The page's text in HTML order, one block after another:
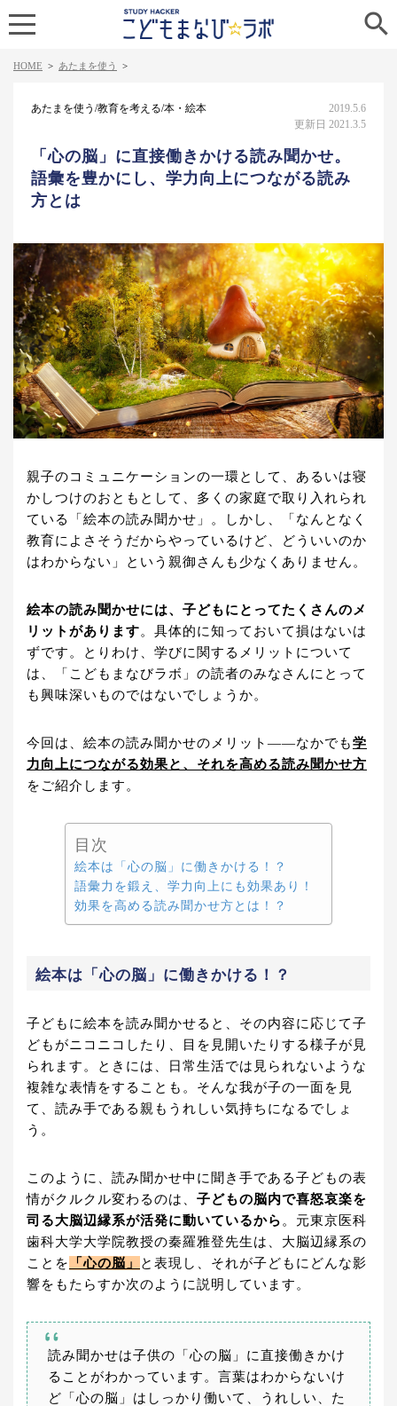

HOME > あたまを使う >
あたまを使う/教育を考える/本・絵本
2019.5.6
更新日 2021.3.5
「心の脳」に直接働きかける読み聞かせ。
語彙を豊かにし、学力向上につながる読み
方とは
親子のコミュニケーションの一環として、あるいは寝
かしつけのおともとして、多くの家庭で取り入れられ
ている「絵本の読み聞かせ」。しかし、「なんとなく
教育によさそうだからやっているけど、どういいのか
はわからない」という親御さんも少なくありません。
絵本の読み聞かせには、子どもにとってたくさんのメ
リットがあります。具体的に知っておいて損はないは
ずです。とりわけ、学びに関するメリットについて
は、「こどもまなびラボ」の読者のみなさんにとって
も興味深いものではないでしょうか。
今回は、絵本の読み聞かせのメリット——なかでも学
力向上につながる効果と、それを高める読み聞かせ方
をご紹介します。
目次
絵本は「心の脳」に働きかける！？
語彙力を鍛え、学力向上にも効果あり！
効果を高める読み聞かせ方とは！？
絵本は「心の脳」に働きかける！？
子どもに絵本を読み聞かせると、その内容に応じて子
どもがニコニコしたり、目を見開いたりする様子が見
られます。ときには、日常生活では見られないような
複雑な表情をすることも。そんな我が子の一面を見
て、読み手である親もうれしい気持ちになるでしょ
う。
このように、読み聞かせ中に聞き手である子どもの表
情がクルクル変わるのは、 子どもの脳内で喜怒哀楽を
司る大脳辺縁系が活発に動いているから 。元東京医科
歯科大学大学院教授の秦羅雅登先生は、大脳辺縁系の
ことを
「心の脳」
と表現し、それが子どもにどんな影
響をもたらすか次のように説明しています。
読み聞かせは子供の「心の脳」に直接働きかけ
ることがわかっています。言葉はわからないけ
ど「心の脳」はしっかり働いて、うれしい、た